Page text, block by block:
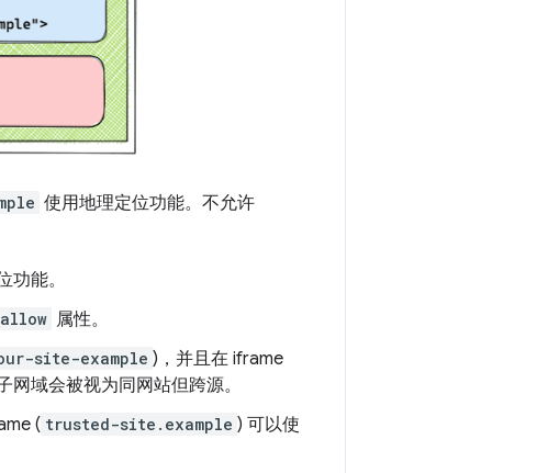
使用地理定位功能。不允许
能。
allow 属性。
site-example )，并且在 iframe
域会被视为同网站但跨源。
( trusted-site.example ) 可以使